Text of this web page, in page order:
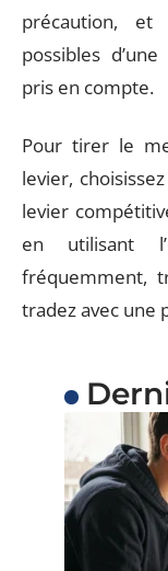
précaution, et
possibles
pris en compte.
Pour tirer le
levier,
levier
en utilisant
fréquemment,
tradez avec une